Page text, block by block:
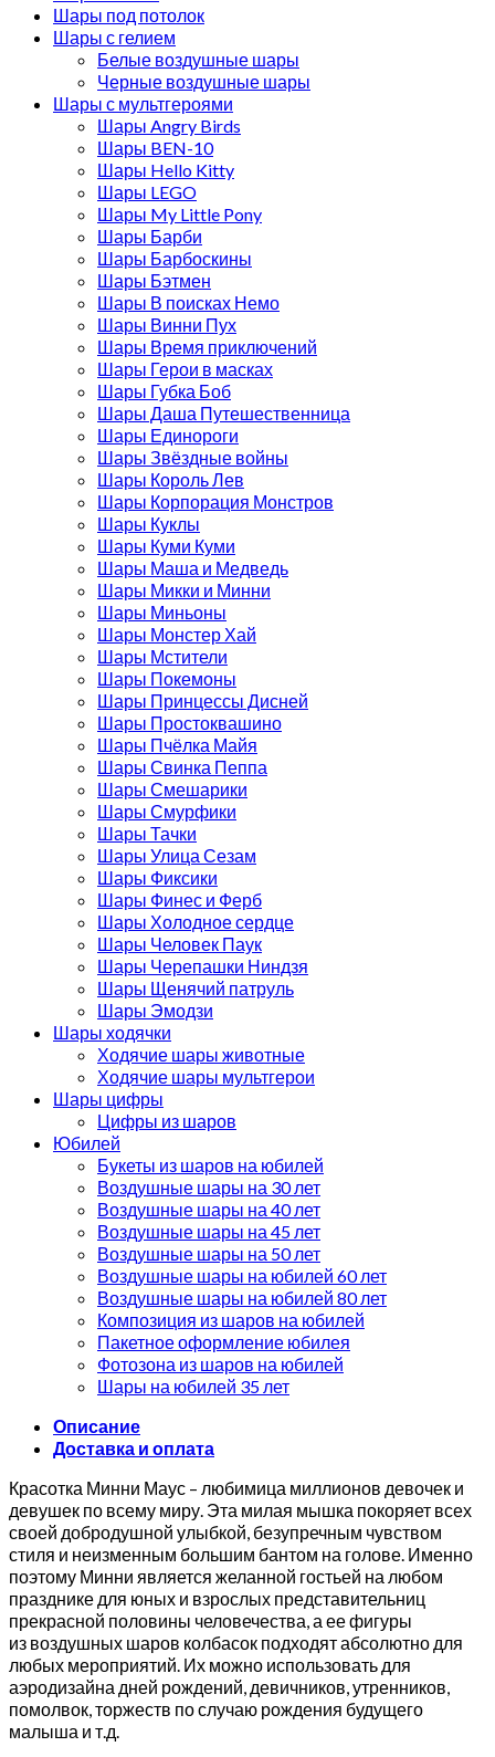
Шары под потолок
Шары с гелием
Белые воздушные шары
Черные воздушные шары
Шары с мультгероями
Шары Angry Birds
Шары BEN-10
Шары Hello Kitty
Шары LEGO
Шары My Little Pony
Шары Барби
Шары Барбоскины
Шары Бэтмен
Шары В поисках Немо
Шары Винни Пух
Шары Время приключений
Шары Герои в масках
Шары Губка Боб
Шары Даша Путешественница
Шары Единороги
Шары Звёздные войны
Шары Король Лев
Шары Корпорация Монстров
Шары Куклы
Шары Куми Куми
Шары Маша и Медведь
Шары Микки и Минни
Шары Миньоны
Шары Монстер Хай
Шары Мстители
Шары Покемоны
Шары Принцессы Дисней
Шары Простоквашино
Шары Пчёлка Майя
Шары Свинка Пеппа
Шары Смешарики
Шары Смурфики
Шары Тачки
Шары Улица Сезам
Шары Фиксики
Шары Финес и Ферб
Шары Холодное сердце
Шары Человек Паук
Шары Черепашки Ниндзя
Шары Щенячий патруль
Шары Эмодзи
Шары ходячки
Ходячие шары животные
Ходячие шары мультгерои
Шары цифры
Цифры из шаров
Юбилей
Букеты из шаров на юбилей
Воздушные шары на 30 лет
Воздушные шары на 40 лет
Воздушные шары на 45 лет
Воздушные шары на 50 лет
Воздушные шары на юбилей 60 лет
Воздушные шары на юбилей 80 лет
Композиция из шаров на юбилей
Пакетное оформление юбилея
Фотозона из шаров на юбилей
Шары на юбилей 35 лет
Описание
Доставка и оплата
Красотка Минни Маус – любимица миллионов девочек и
девушек по всему миру. Эта милая мышка покоряет всех
своей добродушной улыбкой, безупречным чувством
стиля и неизменным большим бантом на голове. Именно
поэтому Минни является желанной гостьей на любом
празднике для юных и взрослых представительниц
прекрасной половины человечества, а ее фигуры
из воздушных шаров колбасок подходят абсолютно для
любых мероприятий. Их можно использовать для
аэродизайна дней рождений, девичников, утренников,
помолвок, торжеств по случаю рождения будущего
малыша и т.д.